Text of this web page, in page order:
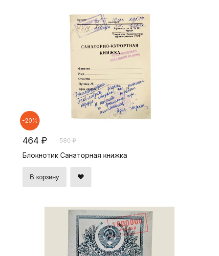
-20%
464 ₽ 580 ₽
Блокнотик Санаторная книжка
В корзину